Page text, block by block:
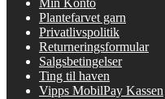
Min Konto
Plantefarvet garn
Privatlivspolitik
Returneringsformular
Salgsbetingelser
Ting til haven
Vipps MobilPay Kassen